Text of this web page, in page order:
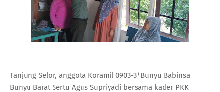
Tanjung Selor, anggota Koramil 0903-3/Bunyu Babinsa
Bunyu Barat Sertu Agus Supriyadi bersama kader PKK